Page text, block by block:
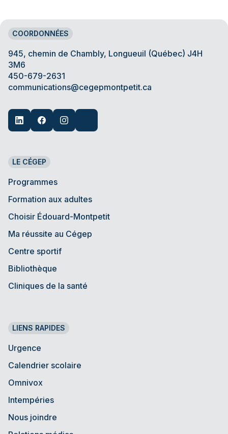
COORDONNÉES
945, chemin de Chambly, Longueuil (Québec) J4H
3M6
450-679-2631
communications@cegepmontpetit.ca
LE CÉGEP
Programmes
Formation aux adultes
Choisir Édouard-Montpetit
Ma réussite au Cégep
Centre sportif
Bibliothèque
Cliniques de la santé
LIENS RAPIDES
Urgence
Calendrier scolaire
Omnivox
Intempéries
Nous joindre